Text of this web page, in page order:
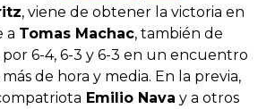
, viene de obtener la victoria en
a Tomas Machac, también de
6-4, 6-3 y 6-3 en un encuentro
de hora y media. En la previa,
Emilio Nava y a otros